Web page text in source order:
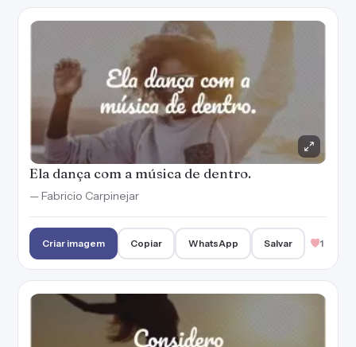
Ela dança com a música de dentro.
— Fabricio Carpinejar
Criar imagem Copiar WhatsApp Salvar 1